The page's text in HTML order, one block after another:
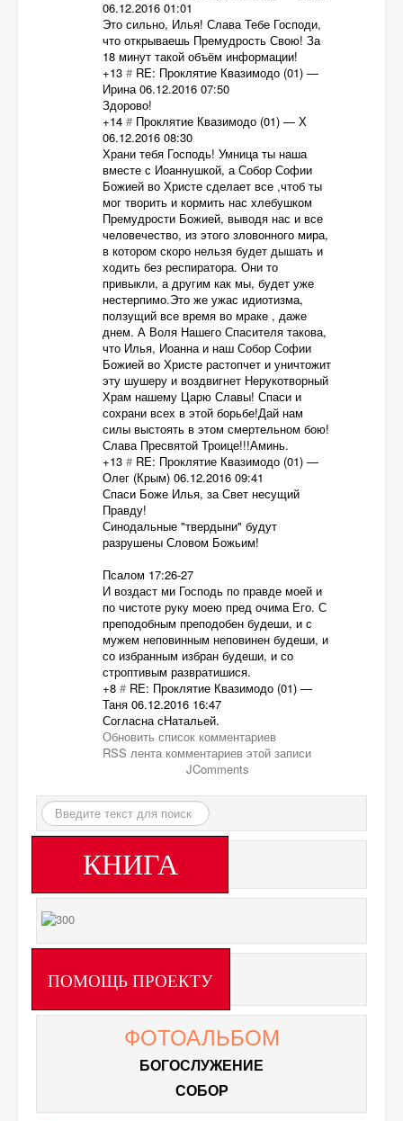
06.12.2016 01:01
Это сильно, Илья! Слава Тебе Господи,
что открываешь Премудрость Свою! За
18 минут такой объём информации!
+13 # RE: Проклятие Квазимодо (01)—
Ирина 06.12.2016 07:50
Здорово!
+14 # Проклятие Квазимодо (01)— Х
06.12.2016 08:30
Храни тебя Господь! Умница ты наша
вместе с Иоаннушкой, а Собор Софии
Божией во Христе сделает все ,чтоб ты
мог творить и кормить нас хлебушком
Премудрости Божией, выводя нас и все
человечество, из этого зловонного мира,
в котором скоро нельзя будет дышать и
ходить без респиратора. Они то
привыкли, а другим как мы, будет уже
нестерпимо.Это же ужас идиотизма,
ползущий все время во мраке , даже
днем. А Воля Нашего Спасителя такова,
что Илья, Иоанна и наш Собор Софии
Божией во Христе растопчет и уничтожит
эту шушеру и воздвигнет Нерукотворный
Храм нашему Царю Славы! Спаси и
сохрани всех в этой борьбе!Дай нам
силы выстоять в этом смертельном бою!
Слава Пресвятой Троице!!!Аминь.
+13 # RE: Проклятие Квазимодо (01)—
Олег (Крым) 06.12.2016 09:41
Спаси Боже Илья, за Свет несущий
Правду!
Синодальные "твердыни" будут
разрушены Словом Божьим!
Псалом 17:26-27
И воздаст ми Господь по правде моей и
по чистоте руку моею пред очима Его. С
преподобным преподобен будеши, и с
мужем неповинным неповинен будеши, и
со избранным избран будеши, и со
строптивым развратишися.
+8 # RE: Проклятие Квазимодо (01)—
Таня 06.12.2016 16:47
Согласна сНатальей.
Обновить список комментариев
RSS лента комментариев этой записи
JComments
Искать...
КНИГА
ПОМОЩЬ ПРОЕКТУ
ФОТОАЛЬБОМ
БОГОСЛУЖЕНИЕ
СОБОР